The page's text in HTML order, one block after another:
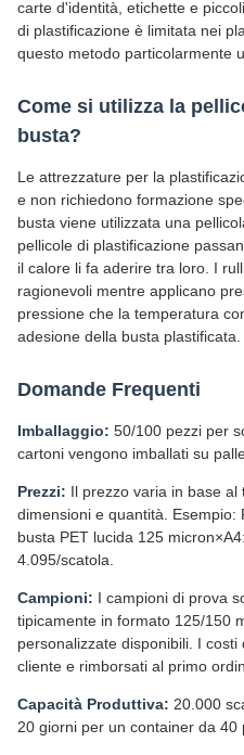
carte d'identità, etichette e
di plastificazione è limitata nei
questo metodo particolarmente
Come si utilizza la
busta?
Le attrezzature per la
e non richiedono formazione
busta viene utilizzata una
pellicole di plastificazione
il calore li fa aderire tra loro. I
ragionevoli mentre applicano
pressione che la temperatura
adesione della busta plastificata.
Domande Frequenti
Imballaggio: 50/100 pezzi per
cartoni vengono imballati su
Prezzi: Il prezzo varia in base
dimensioni e quantità. Esempio:
busta PET lucida 125
4.095/scatola.
Campioni: I campioni di prova
tipicamente in formato 125/150
personalizzate disponibili. I
cliente e rimborsati al primo
Capacità Produttiva: 20.000
20 giorni per un container da 40